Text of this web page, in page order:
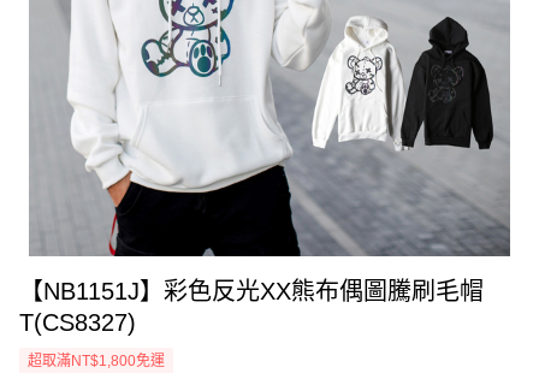
【NB1151J】彩色反光XX熊布偶圖騰刷毛帽
T(CS8327)
超取滿NT$1,800免運